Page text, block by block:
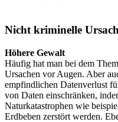
Nicht kriminelle
Höhere Gewalt
Häufig hat man bei dem
Ursachen vor Augen. Aber
empfindlichen Datenverlust
von Daten einschränken,
Naturkatastrophen wie
Erdbeben zerstört werden.